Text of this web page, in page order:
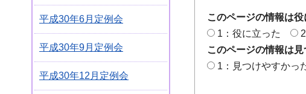
平成30年6月定例会
平成30年9月定例会
平成30年12月定例会
このページの情報は
1：役に立った
このページの情報は
1：見つけやすかっ